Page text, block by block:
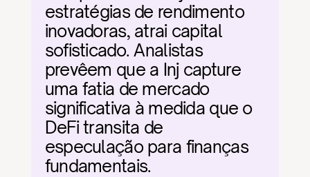
estratégias de rendimento
inovadoras, atrai capital
sofisticado. Analistas
prevêem que a Inj capture
uma fatia de mercado
significativa à medida que o
DeFi transita de
especulação para finanças
fundamentais.